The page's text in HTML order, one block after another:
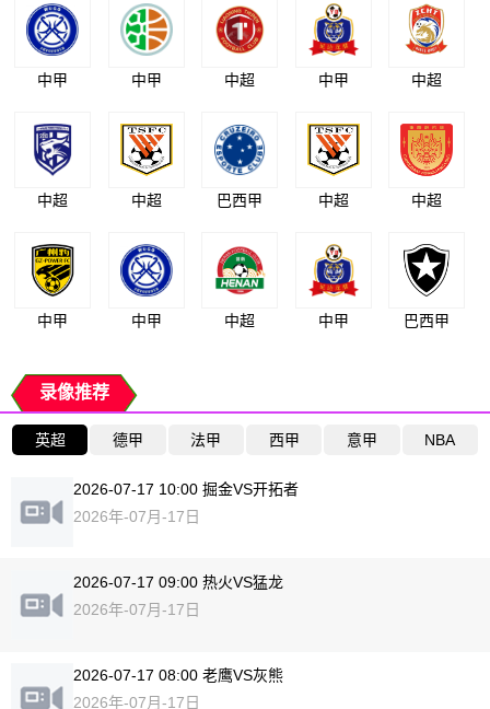
中甲 中甲 中超 中甲 中超
中超 中超 巴西甲 中超 中超
中甲 中甲 中超 中甲 巴西甲
录像推荐
英超 德甲 法甲 西甲 意甲 NBA
2026-07-17 10:00 掘金VS开拓者
2026年-07月-17日
2026-07-17 09:00 热火VS猛龙
2026年-07月-17日
2026-07-17 08:00 老鹰VS灰熊
2026年-07月-17日